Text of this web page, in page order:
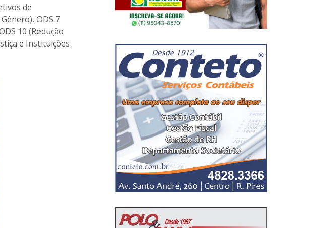
de
ODS 7
10 (Redução
e Instituições